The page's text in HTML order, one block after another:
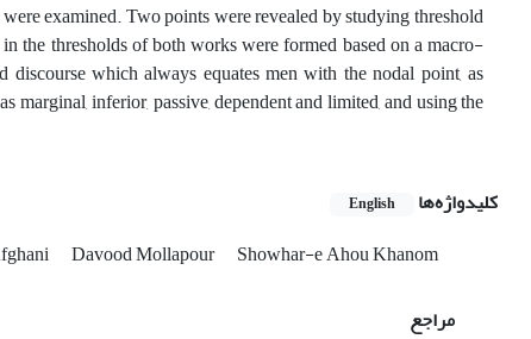
were examined. Two points were revealed by studying threshold
the thresholds of both works were formed based on a macro-
which always equates men with the nodal point, as
inferior, passive, dependent and limited, and using the
کلیدواژه‌ها
English
Davood Mollapour
Showhar-e Ahou Khanom
مراجع